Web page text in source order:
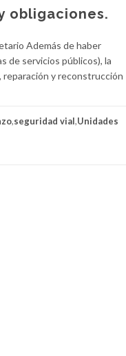
obligaciones.
Además de haber
de servicios públicos), la
y reconstrucción
,seguridad vial,Unidades